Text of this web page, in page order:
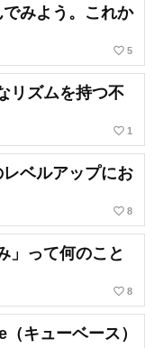
みよう。これか
favorite_border 5
リズムを持つ不
favorite_border 1
ベルアップにお
favorite_border 8
」って何のこと
favorite_border 8
キューベース）